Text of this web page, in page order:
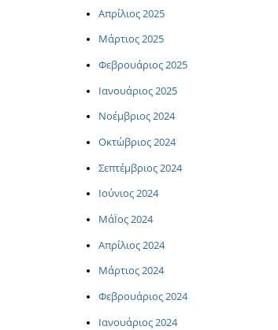
Απρίλιος 2025
Μάρτιος 2025
Φεβρουάριος 2025
Ιανουάριος 2025
Νοέμβριος 2024
Οκτώβριος 2024
Σεπτέμβριος 2024
Ιούνιος 2024
ΜάΪος 2024
Απρίλιος 2024
Μάρτιος 2024
Φεβρουάριος 2024
Ιανουάριος 2024